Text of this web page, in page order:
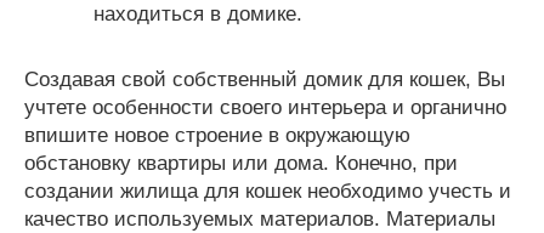
находиться в домике.
Создавая свой собственный домик для кошек, Вы
учтете особенности своего интерьера и органично
впишите новое строение в окружающую
обстановку квартиры или дома. Конечно, при
создании жилища для кошек необходимо учесть и
качество используемых материалов. Материалы